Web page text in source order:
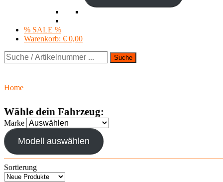
% SALE %
Warenkorb: € 0,00
Suche
Home
Wähle dein Fahrzeug:
Marke
Modell auswählen
Sortierung